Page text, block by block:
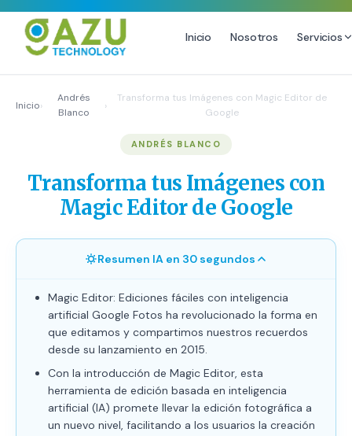
Inicio Nosotros Servicios
Email Marketing y SMS
Growth Youtube ↗
Producción de Videos
Inicio›
Andrés
Blanco
›
Transforma tus Imágenes con Magic Editor de
Google
ANDRÉS BLANCO
Transforma tus Imágenes con
Magic Editor de Google
Resumen IA en 30 segundos
Magic Editor: Ediciones fáciles con inteligencia
artificial Google Fotos ha revolucionado la forma en
que editamos y compartimos nuestros recuerdos
desde su lanzamiento en 2015.
Con la introducción de Magic Editor, esta
herramienta de edición basada en inteligencia
artificial (IA) promete llevar la edición fotográfica a
un nuevo nivel, facilitando a los usuarios la creación